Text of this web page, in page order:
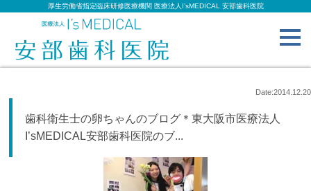
厚生労働省指定臨床研修医療機関 医療法人I’sMEDICAL 安部歯科医院
Date:2014.12.20
歯科衛生士の卵ちゃんのブログ＊東大阪市医療法人
I’sMEDICAL安部歯科医院のブ...